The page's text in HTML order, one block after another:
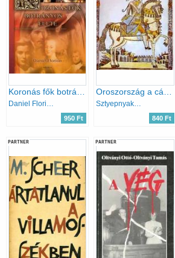
Daniel Florion
950 Ft
Sztyepnyak-Kravcsinszkij
840 Ft
PARTNER PARTNER